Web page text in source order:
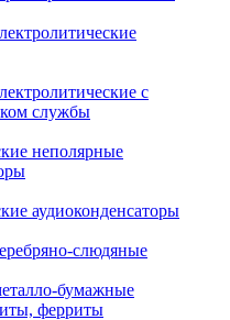
с
службы
неполярные
аудиоконденсаторы
слюдяные
бумажные
ферриты